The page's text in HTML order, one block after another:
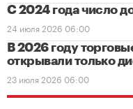
С 2024 года число
24 июля 2026 06:00
В 2026 году
открывали только
23 июля 2026 06:00